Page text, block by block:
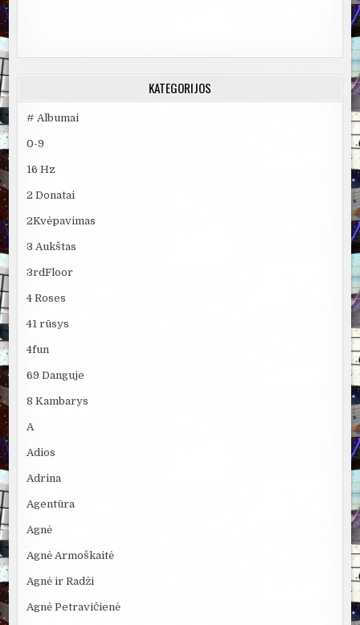
KATEGORIJOS
# Albumai
0-9
16 Hz
2 Donatai
2Kvėpavimas
3 Aukštas
3rdFloor
4 Roses
41 rūsys
4fun
69 Danguje
8 Kambarys
A
Adios
Adrina
Agentūra
Agnė
Agnė Armoškaitė
Agnė ir Radži
Agnė Petravičienė